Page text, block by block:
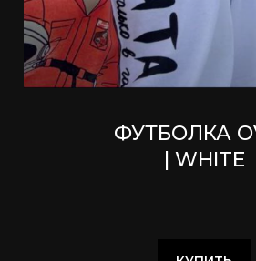
ФУТБОЛКА
| WHITE